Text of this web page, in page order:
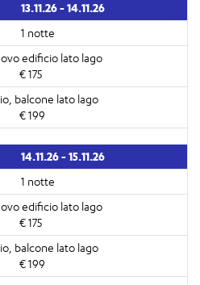
13.11.26 - 14.11.26
1 notte
€ 175
€ 199
14.11.26 - 15.11.26
1 notte
€ 175
€ 199